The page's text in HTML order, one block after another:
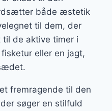
både æstetik
til dem, der
til de aktive timer i
eller en jagt,
fremragende til den
søger en stilfuld